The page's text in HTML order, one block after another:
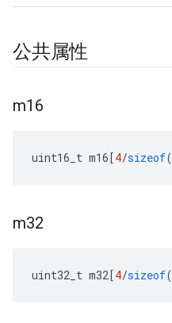
公共属性
m16
uint16_t m16[4/sizeof(
m32
uint32_t m32[4/sizeof(